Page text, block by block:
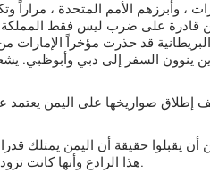
، وأبرزهم الأمم المتحدة ، مراراً
قادرة على ضرب ليس فقط المملكة
قد حذرت مؤخراً الإمارات
ينوون السفر إلى دبي وأبوظبي.
إطلاق صواريخها على اليمن
أن يقبلوا حقيقة أن اليمن يمتلك
هذا الرادع وأنها كانت تزود اليمن بمعدات عسكرية ، بما فيها الصواريخ البالستية.